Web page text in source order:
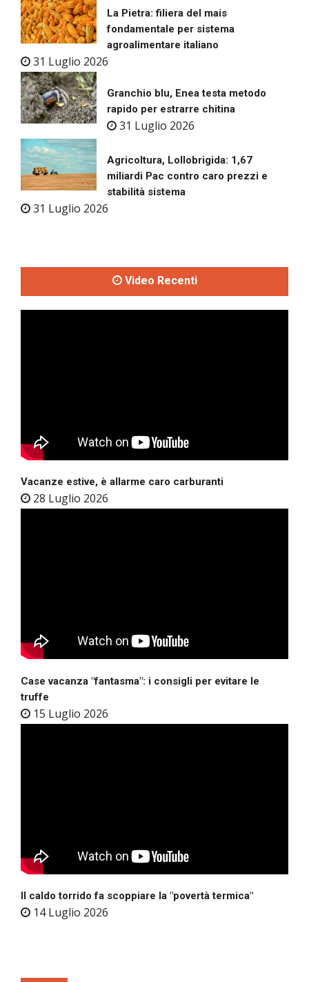
La Pietra: filiera del mais
fondamentale per sistema
agroalimentare italiano
31 Luglio 2026
Granchio blu, Enea testa metodo
rapido per estrarre chitina
31 Luglio 2026
Agricoltura, Lollobrigida: 1,67
miliardi Pac contro caro prezzi e
stabilità sistema
31 Luglio 2026
Video Recenti
Vacanze estive, è allarme caro carburanti
28 Luglio 2026
Case vacanza "fantasma": i consigli per evitare le
truffe
15 Luglio 2026
Il caldo torrido fa scoppiare la "povertà termica"
14 Luglio 2026